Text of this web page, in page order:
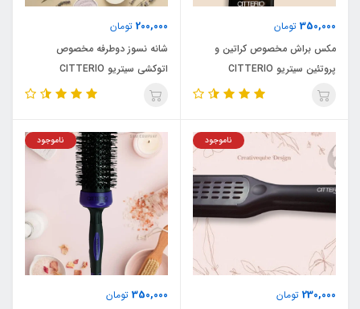
350,000 تومان
مکس براش مخصوص کراتین و
پروتئین سیتریو CITTERIO
200,000 تومان
شانه نسوز دوطرفه مخصوص
اتوکشی سیتریو CITTERIO
230,000 تومان
ناموجود
350,000 تومان
ناموجود